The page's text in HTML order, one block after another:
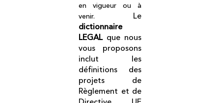
en vigueur ou à
venir. Le
dictionnaire
LEGAL que nous
vous proposons
inclut les
définitions des
projets de
Règlement et de